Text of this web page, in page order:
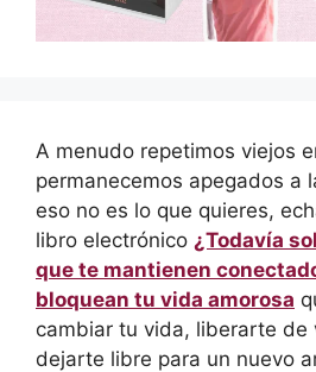
A menudo repetimos viejos
permanecemos apegados a
eso no es lo que quieres,
libro electrónico ¿Todavía
que te mantienen
bloquean tu vida amorosa
cambiar tu vida, liberarte de
dejarte libre para un nuevo